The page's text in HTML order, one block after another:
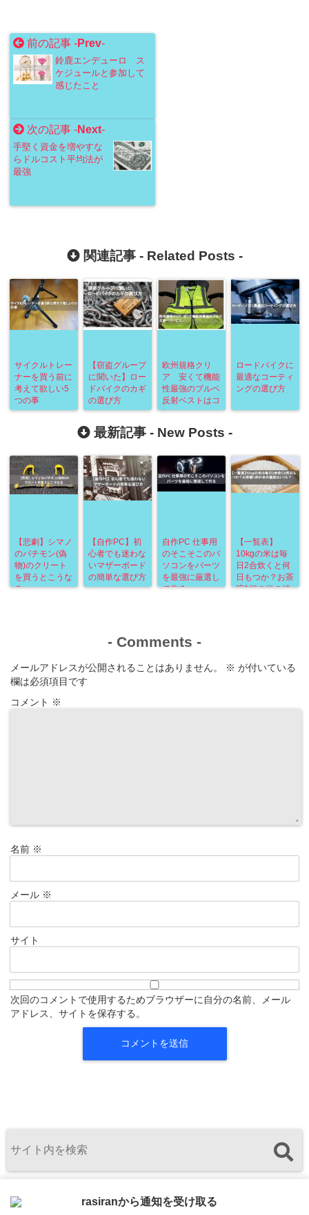
前の記事 -Prev-
鈴鹿エンデューロ ス
ケジュールと参加して
感じたこと
次の記事 -Next-
手堅く資金を増やすな
らドルコスト平均法が
最強
関連記事 - Related Posts -
サイクルトレー
ナーを買う前に
考えて欲しい5
つの事
【窃盗グループ
に聞いた】ロー
ドバイクのカギ
の選び方
欧州規格クリ
ア 安くて機能
性最強のブルベ
反射ベストはコ
レ
ロードバイクに
最適なコーティ
ングの選び方
最新記事 - New Posts -
【悲劇】シマノ
のパチモン(偽
物)のクリート
を買うとこうな
る
【自作PC】初
心者でも迷わな
いマザーボード
の簡単な選び方
自作PC 仕事用
のそこそこのパ
ソコンをパーツ
を最強に厳選し
て作る
【一覧表】
10kgの米は毎
日2合炊くと何
日もつか？お茶
碗1杯の米の値
- Comments -
メールアドレスが公開されることはありません。 ※ が付いている
欄は必須項目です
コメント ※
名前 ※
メール ※
サイト
次回のコメントで使用するためブラウザーに自分の名前、メール
アドレス、サイトを保存する。
rasiranから通知を受け取る